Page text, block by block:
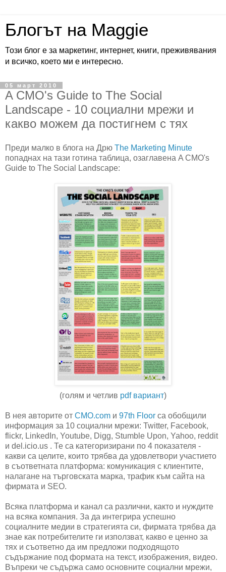
Блогът на Maggie
Този блог е за маркетинг, интернет, книги, преживявания
и всичко, което ми е интересно.
05 март 2010
A CMO's Guide to The Social
Landscape - 10 социални мрежи и
какво можем да постигнем с тях
Преди малко в блога на Дрю The Marketing Minute
попаднах на тази готина таблица, озаглавена A CMO's
Guide to The Social Landscape:
(голям и четлив pdf вариант)
В нея авторите от CMO.com и 97th Floor са обобщили
информация за 10 социални мрежи: Twitter, Facebook,
flickr, LinkedIn, Youtube, Digg, Stumble Upon, Yahoo, reddit
и del.icio.us . Те са категоризирани по 4 показателя -
какви са целите, които трябва да удовлетвори участието
в съответната платформа: комуникация с клиентите,
налагане на търговската марка, трафик към сайта на
фирмата и SEO.
Всяка платформа и канал са различни, както и нуждите
на всяка компания. За да интегрира успешно
социалните медии в стратегията си, фирмата трябва да
знае как потребителите ги използват, какво е ценно за
тях и съответно да им предложи подходящото
съдържание под формата на текст, изображения, видео.
Въпреки че съдържа само основните социални мрежи,